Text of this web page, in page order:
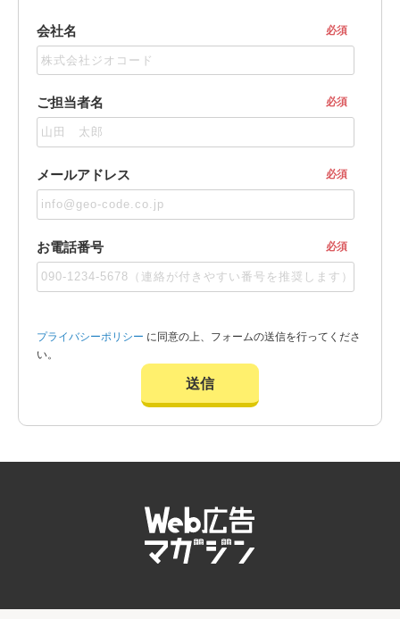
会社名 必須
ご担当者名 必須
メールアドレス 必須
お電話番号 必須
プライバシーポリシー に同意の上、フォームの送信を行ってくださ
い。
送信